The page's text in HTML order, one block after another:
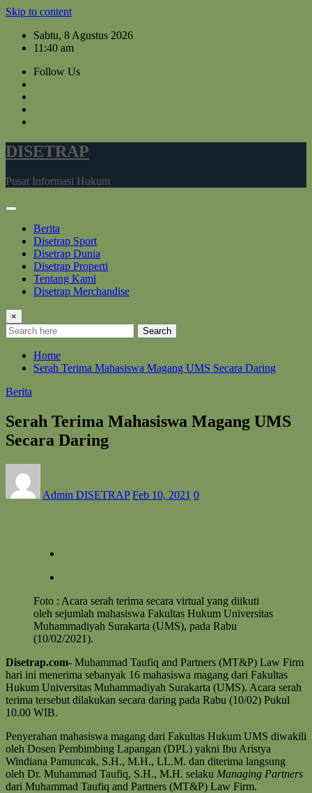
Skip to content
Sabtu, 8 Agustus 2026
11:40 am
Follow Us
DISETRAP
Pusat Informasi Hukum
Berita
Disetrap Sport
Disetrap Dunia
Disetrap Properti
Tentang Kami
Disetrap Merchandise
×
Search
Home
Serah Terima Mahasiswa Magang UMS Secara Daring
Berita
Serah Terima Mahasiswa Magang UMS
Secara Daring
Admin DISETRAP Feb 10, 2021 0
Foto : Acara serah terima secara virtual yang diikuti
oleh sejumlah mahasiswa Fakultas Hukum Universitas
Muhammadiyah Surakarta (UMS), pada Rabu
(10/02/2021).
Disetrap.com- Muhammad Taufiq and Partners (MT&P) Law Firm
hari ini menerima sebanyak 16 mahasiswa magang dari Fakultas
Hukum Universitas Muhammadiyah Surakarta (UMS). Acara serah
terima tersebut dilakukan secara daring pada Rabu (10/02) Pukul
10.00 WIB.
Penyerahan mahasiswa magang dari Fakultas Hukum UMS diwakili
oleh Dosen Pembimbing Lapangan (DPL) yakni Ibu Aristya
Windiana Pamuncak, S.H., M.H., LL.M. dan diterima langsung
oleh Dr. Muhammad Taufiq, S.H., M.H. selaku Managing Partners
dari Muhammad Taufiq and Partners (MT&P) Law Firm.